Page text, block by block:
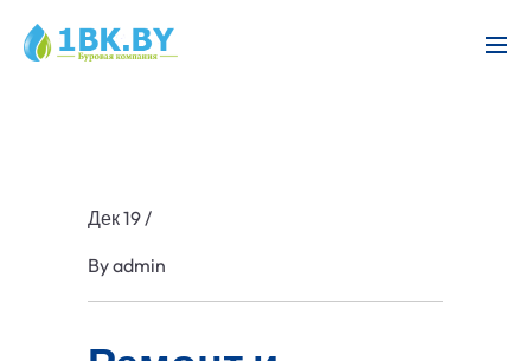
Дек 19/
Byadmin